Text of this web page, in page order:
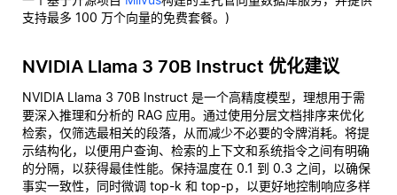
支持最多 100 万个向量的免费套餐。)
NVIDIA Llama 3 70B Instruct 优化建议
NVIDIA Llama 3 70B Instruct 是一个高精度模型，理想用于需
要深入推理和分析的 RAG 应用。通过使用分层文档排序来优化
检索，仅筛选最相关的段落，从而减少不必要的令牌消耗。将提
示结构化，以便用户查询、检索的上下文和系统指令之间有明确
的分隔，以获得最佳性能。保持温度在 0.1 到 0.3 之间，以确保
事实一致性，同时微调 top-k 和 top-p，以更好地控制响应多样